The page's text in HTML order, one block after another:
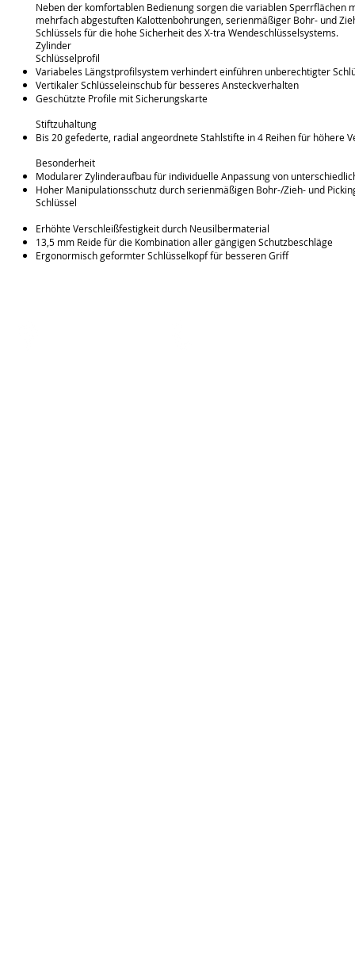
Neben der komfortablen Bedienung sorgen die variablen Sperrflächen
mehrfach abgestuften Kalottenbohrungen, serienmäßiger Bohr- und
Schlüssels für die hohe Sicherheit des X-tra Wendeschlüsselsystems.
Zylinder
Schlüsselprofil
Variabeles Längstprofilsystem verhindert einführen unberechtigter
Vertikaler Schlüsseleinschub für besseres Ansteckverhalten
Geschützte Profile mit Sicherungskarte
Stiftzuhaltung
Bis 20 gefederte, radial angeordnete Stahlstifte in 4 Reihen für höhere
Besonderheit
Modularer Zylinderaufbau für individuelle Anpassung von
Hoher Manipulationsschutz durch serienmäßigen Bohr-/Zieh- und
Schlüssel
Erhöhte Verschleißfestigkeit durch Neusilbermaterial
13,5 mm Reide für die Kombination aller gängigen Schutzbeschläge
Ergonormisch geformter Schlüsselkopf für besseren Griff